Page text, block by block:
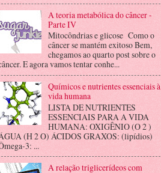
A teoria metabólica do câncer -
Parte IV
Mitocôndrias e glicose Como o
câncer se mantém exitoso Bem,
chegamos ao quarto post sobre o
E agora vamos tentar conhe...
Químicos e nutrientes essenciais à
vida humana
LISTA DE NUTRIENTES
ESSENCIAIS PARA A VIDA
HUMANA: OXIGÊNIO (O 2 )
(H 2 O) ÁCIDOS GRAXOS: (lipídios)
3: ...
A relação triglicerídeos com